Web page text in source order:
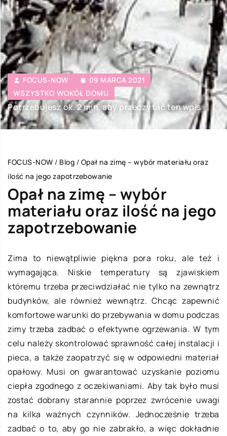
FOCUS-NOW
09 MARCA 2021
WSZYSTKO WOKÓŁ DOMU
Potrzebujesz ok. 2 min. aby przeczytać ten wpis
FOCUS-NOW / Blog / Opał na zimę – wybór materiału oraz
ilość na jego zapotrzebowanie
Opał na zimę – wybór
materiału oraz ilość na jego
zapotrzebowanie
Zima to niewątpliwie piękna pora roku, ale też i
wymagająca. Niskie temperatury są zjawiskiem
któremu trzeba przeciwdziałać nie tylko na zewnątrz
budynków, ale również wewnątrz. Chcąc zapewnić
komfortowe warunki do przebywania w domu podczas
zimy trzeba zadbać o efektywne ogrzewania. W tym
celu należy skontrolować sprawność całej instalacji i
pieca, a także zaopatrzyć się w odpowiedni materiał
opałowy. Musi on gwarantować uzyskanie poziomu
ciepła zgodnego z oczekiwaniami. Aby tak było musi
zostać dobrany starannie poprzez zwrócenie uwagi
na kilka ważnych czynników. Jednocześnie trzeba
zadbać o to, aby go nie zabrakło, a więc dokładnie